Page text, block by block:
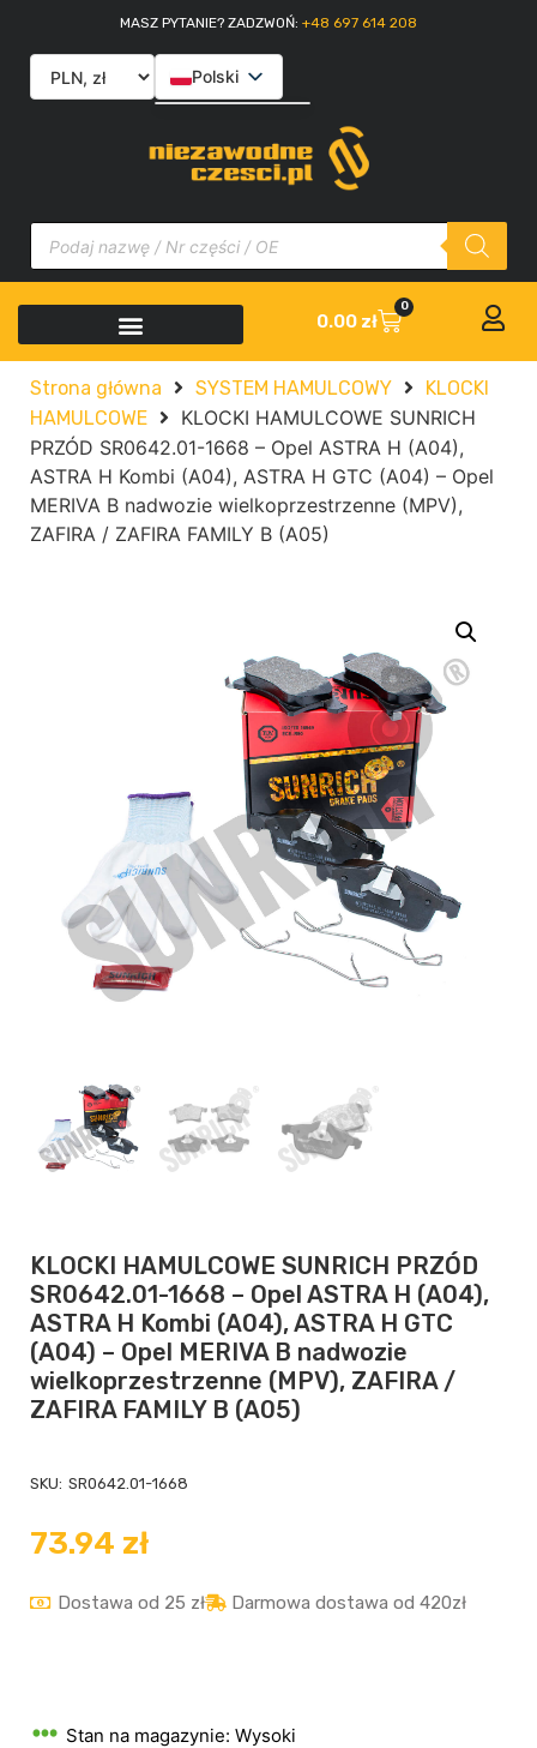
MASZ PYTANIE? ZADZWOŃ: +48 697 614 208
Polski
Slovenčina
0.00 zł
0
Strona główna SYSTEM HAMULCOWY
KLOCKI
HAMULCOWE
KLOCKI HAMULCOWE SUNRICH
PRZÓD SR0642.01-1668 – Opel ASTRA H (A04),
ASTRA H Kombi (A04), ASTRA H GTC (A04) – Opel
MERIVA B nadwozie wielkoprzestrzenne (MPV),
ZAFIRA / ZAFIRA FAMILY B (A05)
KLOCKI HAMULCOWE SUNRICH PRZÓD
SR0642.01-1668 – Opel ASTRA H (A04),
ASTRA H Kombi (A04), ASTRA H GTC
(A04) – Opel MERIVA B nadwozie
wielkoprzestrzenne (MPV), ZAFIRA /
ZAFIRA FAMILY B (A05)
SKU: SR0642.01-1668
73.94 zł
Dostawa od 25 zł Darmowa dostawa od 420zł
Stan na magazynie: Wysoki